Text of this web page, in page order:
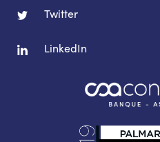
Twitter
LinkedIn